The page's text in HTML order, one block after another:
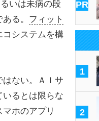
いは未病の段
る。 フィット
コシステムを構
ない。ＡＩサ
るとは限らな
ホのアプリ
PR
1
2